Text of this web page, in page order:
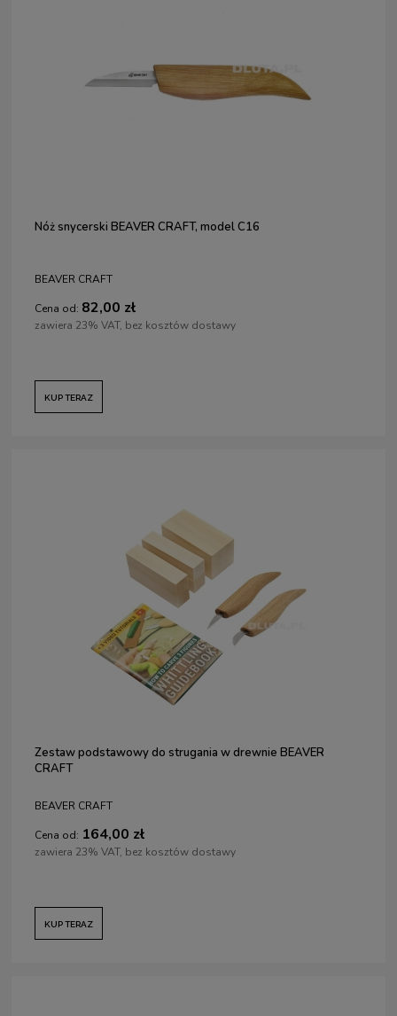
Nóż snycerski BEAVER CRAFT, model C16
BEAVER CRAFT
Cena od: 82,00 zł
zawiera 23% VAT, bez kosztów dostawy
KUP TERAZ
Zestaw podstawowy do strugania w drewnie BEAVER
CRAFT
BEAVER CRAFT
Cena od: 164,00 zł
zawiera 23% VAT, bez kosztów dostawy
KUP TERAZ